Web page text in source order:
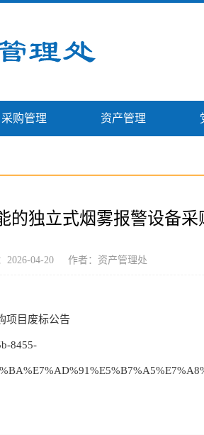
采购管理 资产管理
的独立式烟雾报警设备采
2026-04-20 作者：资产管理处
项目废标公告
8455-